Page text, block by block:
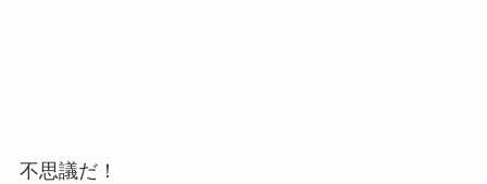
不思議だ！